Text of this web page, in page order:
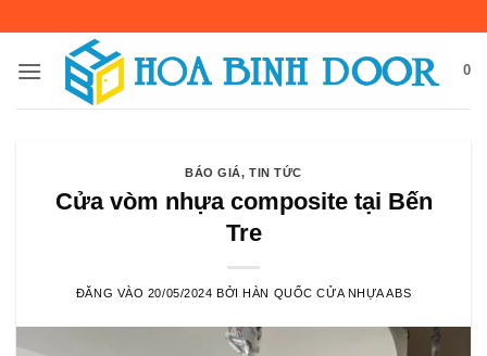
nội
0
BÁO GIÁ,TIN TỨC
Cửa vòm nhựa composite tại Bến
Tre
ĐĂNG VÀO 20/05/2024 BỞIHÀN QUỐC CỬA NHỰA ABS